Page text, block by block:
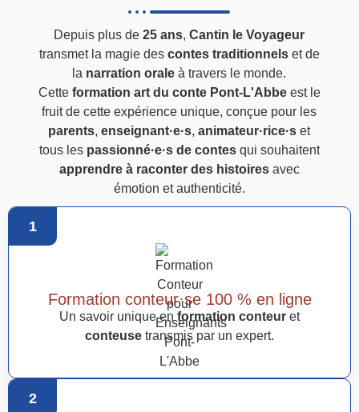
Depuis plus de25 ans,Cantin le Voyageur
transmet la magie des contes traditionnelset de
la narration orale à travers le monde.
Cette formation art du conte Pont-L'Abbeest le
fruit de cette expérience unique, conçue pour les
parents,enseignant·e·s,animateur·rice·s et
tous les passionné·e·s de contesqui souhaitent
apprendre à raconter des histoiresavec
émotion et authenticité.
1
Formation conteur·se 100 % en ligne
Un savoir unique en formation conteur et
conteuse transmis par un expert.
2